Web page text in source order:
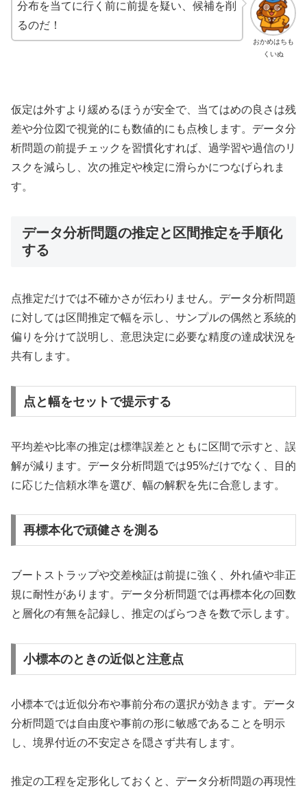
おかめはちも
くいぬ
分布を当てに行く前に前提を疑い、候補を削
るのだ！
仮定は外すより緩めるほうが安全で、当てはめの良さは残
差や分位図で視覚的にも数値的にも点検します。データ分
析問題の前提チェックを習慣化すれば、過学習や過信のリ
スクを減らし、次の推定や検定に滑らかにつなげられま
す。
データ分析問題の推定と区間推定を手順化
する
点推定だけでは不確かさが伝わりません。データ分析問題
に対しては区間推定で幅を示し、サンプルの偶然と系統的
偏りを分けて説明し、意思決定に必要な精度の達成状況を
共有します。
点と幅をセットで提示する
平均差や比率の推定は標準誤差とともに区間で示すと、誤
解が減ります。データ分析問題では95%だけでなく、目的
に応じた信頼水準を選び、幅の解釈を先に合意します。
再標本化で頑健さを測る
ブートストラップや交差検証は前提に強く、外れ値や非正
規に耐性があります。データ分析問題では再標本化の回数
と層化の有無を記録し、推定のばらつきを数で示します。
小標本のときの近似と注意点
小標本では近似分布や事前分布の選択が効きます。データ
分析問題では自由度や事前の形に敏感であることを明示
し、境界付近の不安定さを隠さず共有します。
推定の工程を定形化しておくと、データ分析問題の再現性